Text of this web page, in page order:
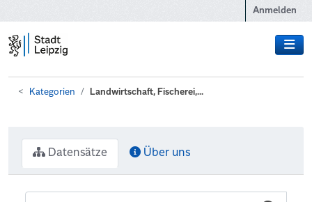
Anmelden
Kategorien Landwirtschaft, Fischerei,...
Datensätze Über uns